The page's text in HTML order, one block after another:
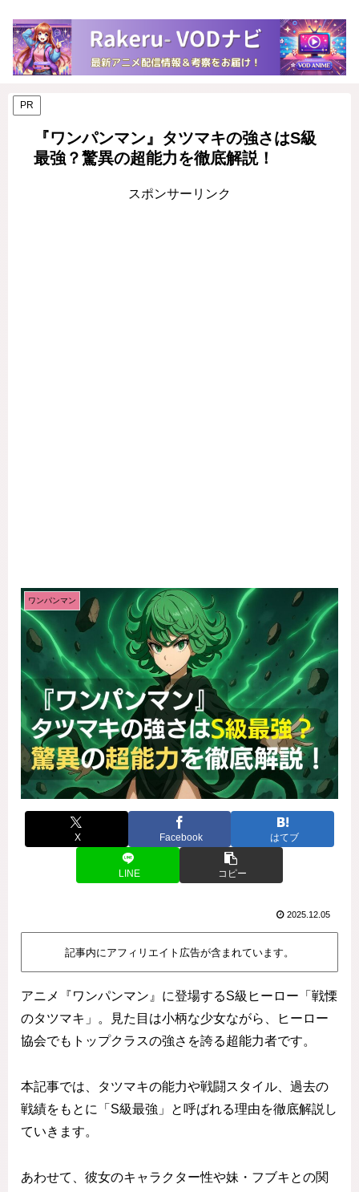
PR
『ワンパンマン』タツマキの強さはS級
最強？驚異の超能力を徹底解説！
スポンサーリンク
ワンパンマン
X Facebook はてブ
LINE コピー
2025.12.05
記事内にアフィリエイト広告が含まれています。
アニメ『ワンパンマン』に登場するS級ヒーロー「戦慄
のタツマキ」。見た目は小柄な少女ながら、ヒーロー
協会でもトップクラスの強さを誇る超能力者です。
本記事では、タツマキの能力や戦闘スタイル、過去の
戦績をもとに「S級最強」と呼ばれる理由を徹底解説し
ていきます。
あわせて、彼女のキャラクター性や妹・フブキとの関